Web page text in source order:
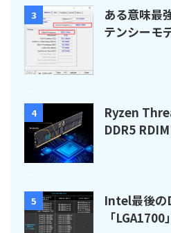
3
ある意味最
テンシーモ
4
Ryzen
DDR5
5
Intel最後の
「